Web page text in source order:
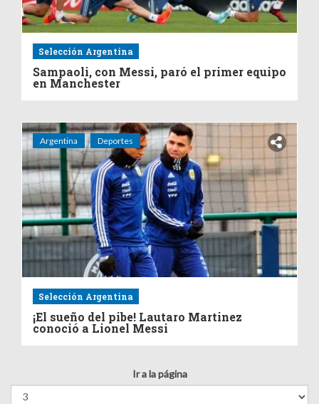
Selección Argentina
Sampaoli, con Messi, paró el primer equipo
en Manchester
Argentina Deportes
Selección Argentina
¡El sueño del pibe! Lautaro Martinez
conoció a Lionel Messi
Ir a la página